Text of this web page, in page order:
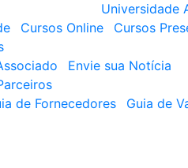
Universidade
Cursos Online Cursos
Envie sua Notícia
de Fornecedores Guia de